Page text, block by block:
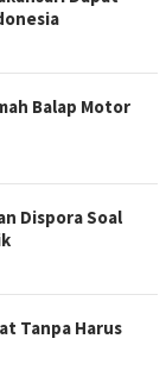
Balap Motor
Dispora Soal
Tanpa Harus